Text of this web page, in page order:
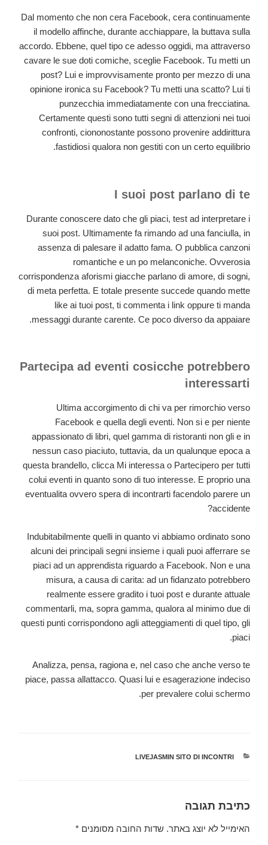
Dal momento che non cera Facebook, cera continuamente
il modello affinche, durante acchiappare, la buttava sulla
accordo. Ebbene, quel tipo ce adesso oggidi, ma attraverso
cavare le sue doti comiche, sceglie Facebook. Tu metti un
post? Lui e improvvisamente pronto per mezzo di una
opinione ironica su Facebook? Tu metti una scatto? Lui ti
punzecchia immediatamente con una frecciatina.
Certamente questi sono tutti segni di attenzioni nei tuoi
confronti, ciononostante possono provenire addirittura
fastidiosi qualora non gestiti con un certo equilibrio.
I suoi post parlano di te
Durante conoscere dato che gli piaci, test ad interpretare i
suoi post. Ultimamente fa rimando ad una fanciulla, in
assenza di palesare il adatto fama. O pubblica canzoni
romantiche e un po melanconiche. Ovverosia
corrispondenza aforismi giacche parlano di amore, di sogni,
di meta perfetta. E totale presente succede quando mette
like ai tuoi post, ti commenta i link oppure ti manda
messaggi durante carente. Ce poco diverso da appaiare.
Partecipa ad eventi cosicche potrebbero
interessarti
Ultima accorgimento di chi va per rimorchio verso
Facebook e quella degli eventi. Non si e per niente
appassionato di libri, quel gamma di ristoranti non gli e in
nessun caso piaciuto, tuttavia, da un qualunque epoca a
questa brandello, clicca Mi interessa o Partecipero per tutti
colui eventi in quanto sono di tuo interesse. E proprio una
eventualita ovvero spera di incontrarti facendolo parere un
accidente?
Indubitabilmente quelli in quanto vi abbiamo ordinato sono
alcuni dei principali segni insieme i quali puoi afferrare se
piaci ad un apprendista riguardo a Facebook. Non e una
misura, a causa di carita: ad un fidanzato potrebbero
realmente essere gradito i tuoi post e durante attuale
commentarli, ma, sopra gamma, qualora al minimo due di
questi punti corrispondono agli atteggiamenti di quel tipo, gli
piaci.
Analizza, pensa, ragiona e, nel caso che anche verso te
piace, passa allattacco. Quasi lui e esagerazione indeciso
per prevalere colui schermo.
קטגוריות
LIVEJASMIN SITO DI INCONTRI
כתיבת תגובה
האימייל לא יוצג באתר. שדות החובה מסומנים *